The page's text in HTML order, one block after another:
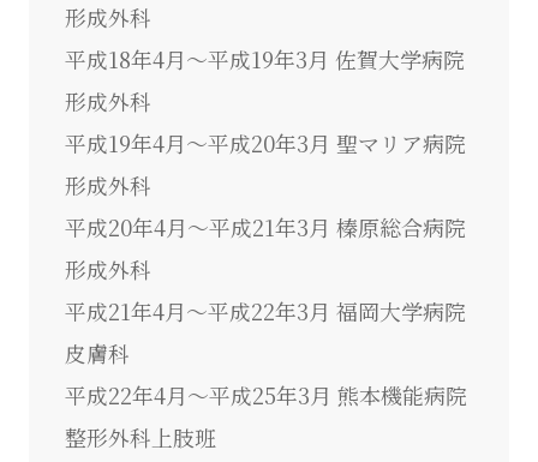
形成外科
平成18年4月～平成19年3月 佐賀大学病院
形成外科
平成19年4月～平成20年3月 聖マリア病院
形成外科
平成20年4月～平成21年3月 榛原総合病院
形成外科
平成21年4月～平成22年3月 福岡大学病院
皮膚科
平成22年4月～平成25年3月 熊本機能病院
整形外科上肢班